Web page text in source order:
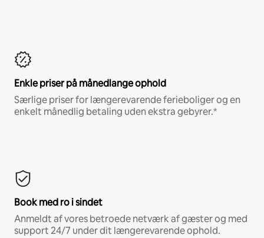
Enkle priser på månedlange ophold
Særlige priser for længerevarende ferieboliger og en
enkelt månedlig betaling uden ekstra gebyrer.*
Book med ro i sindet
Anmeldt af vores betroede netværk af gæster og med
support 24/7 under dit længerevarende ophold.